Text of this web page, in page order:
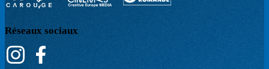
Réseaux sociaux